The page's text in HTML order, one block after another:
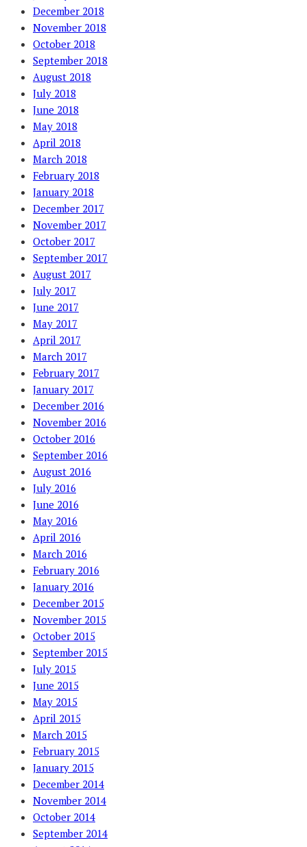
December 2018
November 2018
October 2018
September 2018
August 2018
July 2018
June 2018
May 2018
April 2018
March 2018
February 2018
January 2018
December 2017
November 2017
October 2017
September 2017
August 2017
July 2017
June 2017
May 2017
April 2017
March 2017
February 2017
January 2017
December 2016
November 2016
October 2016
September 2016
August 2016
July 2016
June 2016
May 2016
April 2016
March 2016
February 2016
January 2016
December 2015
November 2015
October 2015
September 2015
July 2015
June 2015
May 2015
April 2015
March 2015
February 2015
January 2015
December 2014
November 2014
October 2014
September 2014